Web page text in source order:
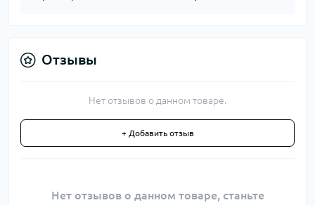
Отзывы
Нет отзывов о данном товаре.
+ Добавить отзыв
Нет отзывов о данном товаре, станьте